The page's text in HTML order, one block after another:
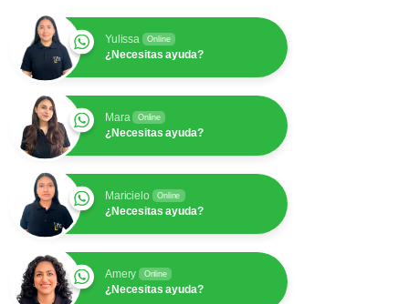
Yulissa Online
¿Necesitas ayuda?
Mara Online
¿Necesitas ayuda?
Maricielo Online
¿Necesitas ayuda?
Amery Online
¿Necesitas ayuda?